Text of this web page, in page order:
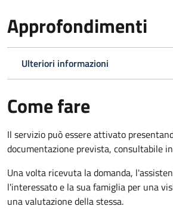
Approfondimenti
Ulteriori informazioni
Come fare
Il servizio può essere attivato
documentazione prevista, consultabile
Una volta ricevuta la domanda,
l'interessato e la sua famiglia per una
una valutazione della stessa.